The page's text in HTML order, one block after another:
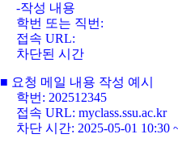
-작성 내용
학번 또는 직번:
접속 URL:
차단된 시간
■ 요청 메일 내용 작성 예시
학번: 202512345
접속 URL: myclass.ssu.ac.kr
차단 시간: 2025-05-01 10:30